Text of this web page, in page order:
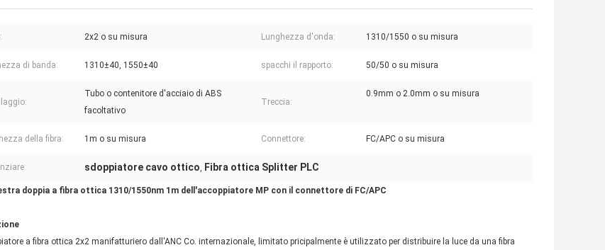
2x2 o su misura Lunghezza d'onda: 1310/1550 o su misura
di banda: 1310±40, 1550±40 spacchi il rapporto: 50/50 o su misura
Tubo o contenitore d'acciaio di ABS
facoltativo
Treccia:
0.9mm o 2.0mm o su misura
della fibra: 1m o su misura Connettore: FC/APC o su misura
sdoppiatore cavo ottico, Fibra ottica Splitter PLC
doppia a fibra ottica 1310/1550nm 1m dell'accoppiatore MP con il connettore di FC/APC
a fibra ottica 2x2 manifatturiero dall'ANC Co. internazionale, limitato pricipalmente è utilizzato per distribuire la luce da una fibra